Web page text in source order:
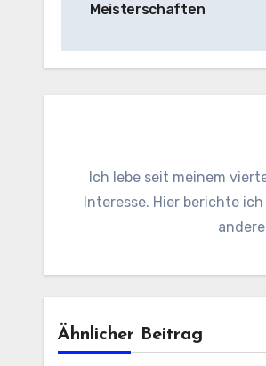
Meisterschaften
Ich lebe seit meinem
Interesse. Hier berichte
Ähnlicher Beitrag